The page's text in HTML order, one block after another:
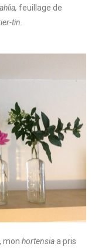
feuillage de
tin.
mon hortensia a pris